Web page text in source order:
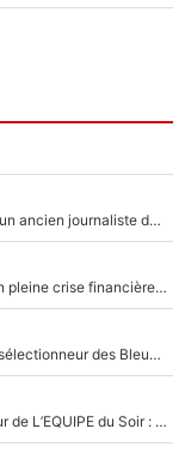
Après le dérapage de Nelson Monfort sur CNews, un ancien journaliste de France Télévisions relance la polémique sur les incendies en Gironde
Grégory Lorenzi doit renoncer à cinq signatures en pleine crise financière : L’IA propose sept noms à l’OM pour un mercato réussi... à seulement 5M€ !
«Plus grand, je ferai chauffeur-livreur» : Nouveau sélectionneur des Bleus, Zinédine Zidane s’était imaginé un avenir très différent lorsqu'il était enfant
Johan Micoud en conflit avec un autre chroniqueur de L’EQUIPE du Soir : «Pendant un moment, je ne les ai pas remis ensemble dans l'émission»